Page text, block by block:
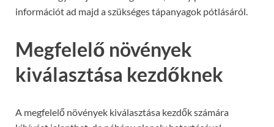
információt ad majd a szükséges tápanyagok pótlásáról.
Megfelelő növények
kiválasztása kezdőknek
A megfelelő növények kiválasztása kezdők számára